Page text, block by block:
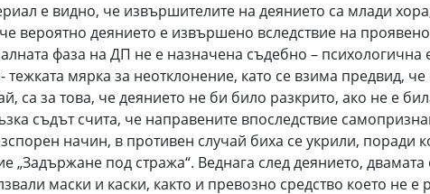
е видно, че извършителите на деянието са млади
вероятно деянието е извършено вследствие на
фаза на ДП не е назначена съдебно –
тежката мярка за неотклонение, като се взима предвид,
са за това, че деянието не би било разкрито, ако не е
съдът счита, че направените впоследствие
начин, в противен случай биха се укрили, поради
„Задържане под стража“. Веднага след деянието,
маски и каски, както и превозно средство което не